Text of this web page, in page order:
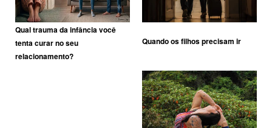
Qual trauma da infância você
tenta curar no seu
relacionamento?
Quando os filhos precisam ir